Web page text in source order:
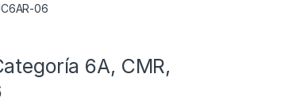
06
6A, CMR,